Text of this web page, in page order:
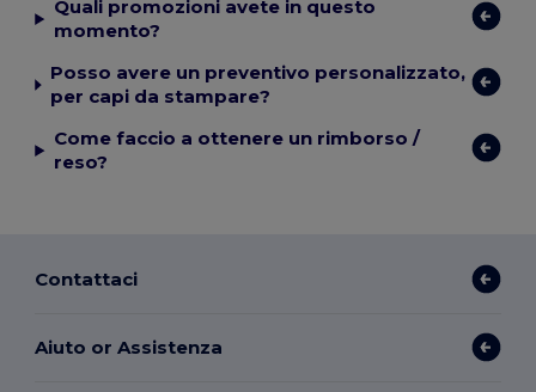
Quali promozioni avete in questo
momento?
Posso avere un preventivo personalizzato,
per capi da stampare?
Come faccio a ottenere un rimborso /
reso?
Contattaci
Aiuto or Assistenza